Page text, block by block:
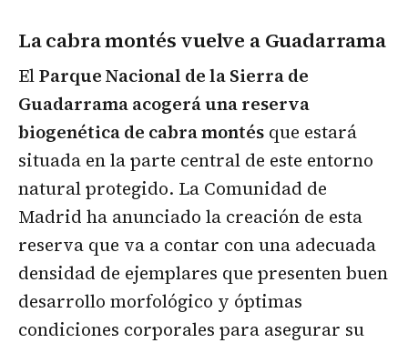
La cabra montés vuelve a Guadarrama
ElParque Nacional de la Sierra de
Guadarrama acogerá una reserva
biogenética de cabra montés que estará
situada en la parte central de este entorno
natural protegido. La Comunidad de
Madrid ha anunciado la creación de esta
reserva que va a contar con una adecuada
densidad de ejemplares que presenten buen
desarrollo morfológico y óptimas
condiciones corporales para asegurar su